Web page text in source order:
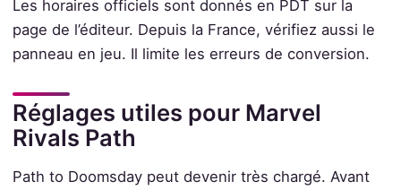
Les horaires officiels sont donnés en PDT sur la
page de l’éditeur. Depuis la France, vérifiez aussi le
panneau en jeu. Il limite les erreurs de conversion.
Réglages utiles pour Marvel
Rivals Path
Path to Doomsday peut devenir très chargé. Avant